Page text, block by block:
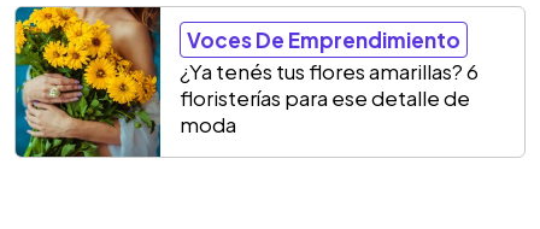
Voces De Emprendimiento
¿Ya tenés tus flores amarillas? 6
floristerías para ese detalle de
moda